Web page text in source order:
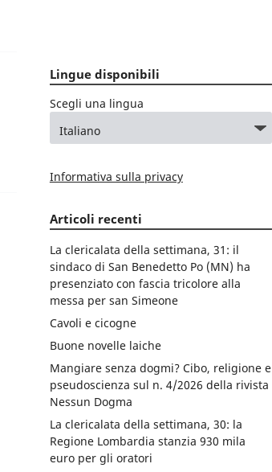
Lingue disponibili
Scegli una lingua
Informativa sulla privacy
Articoli recenti
La clericalata della settimana, 31: il
sindaco di San Benedetto Po (MN) ha
presenziato con fascia tricolore alla
messa per san Simeone
Cavoli e cicogne
Buone novelle laiche
Mangiare senza dogmi? Cibo, religione e
pseudoscienza sul n. 4/2026 della rivista
Nessun Dogma
La clericalata della settimana, 30: la
Regione Lombardia stanzia 930 mila
euro per gli oratori